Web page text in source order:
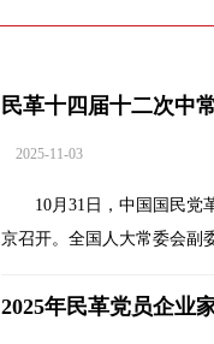
民革十四届十二次中
2025-11-03
10月31日，中国国民党
京召开。全国人大常委会副
2025年民革党员企业